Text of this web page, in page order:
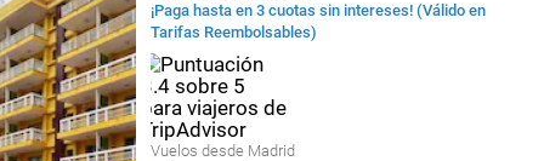
¡Paga hasta en 3 cuotas sin intereses! (Válido en
Tarifas Reembolsables)
Vuelos desde Madrid